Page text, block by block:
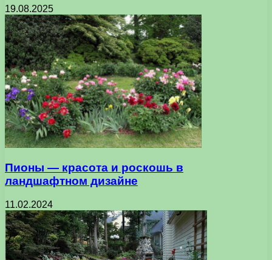
19.08.2025
Пионы — красота и роскошь в
ландшафтном дизайне
11.02.2024